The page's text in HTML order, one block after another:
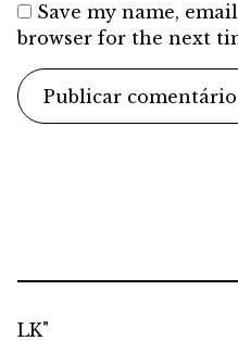
Save my name,
browser for the next
LK"